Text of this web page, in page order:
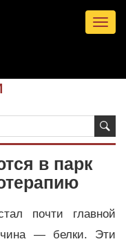
в парк
почти главной
— белки. Эти